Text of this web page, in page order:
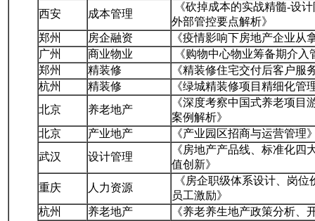
西安
成本管理
《砍掉成本的实战精髓-设
外部管控要点解析》
郑州
房企融资
《疫情影响下房地产企业从
广州
商业物业
《购物中心物业筹备期介
郑州
精装修
《精装修住宅交付后客户服
杭州
精装修
《绿城精装修项目精细化管
北京
养老地产
《深度考察中国式养老项
案例解析》
北京
产业地产
《产业园区招商与运营管理
武汉
设计管理
《房地产产品线、标准化
值创新》
重庆
人力资源
《房企职级体系设计、岗
员工激励》
杭州
养老地产
《养老养生地产政策分析、